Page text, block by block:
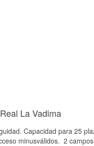
La Vadima
Capacidad para 25
minusválidos. 2